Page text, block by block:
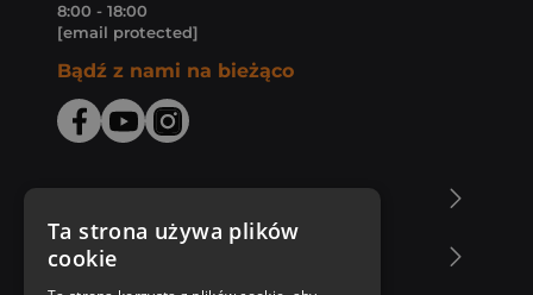
8:00 - 18:00
[email protected]
Bądź z nami na bieżąco
Zakupy u nas
Ta strona używa plików
cookie